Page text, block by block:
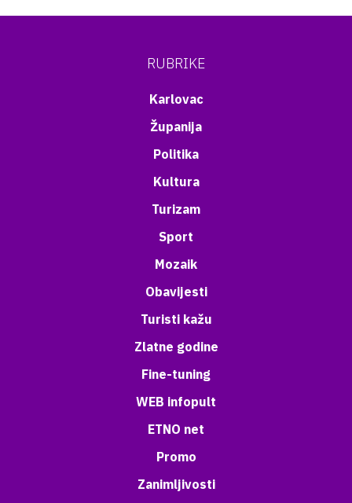
RUBRIKE
Karlovac
Županija
Politika
Kultura
Turizam
Sport
Mozaik
Obavijesti
Turisti kažu
Zlatne godine
Fine-tuning
WEB infopult
ETNO net
Promo
Zanimljivosti